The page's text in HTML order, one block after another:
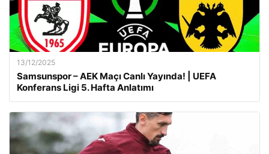
13/12/2025
Samsunspor – AEK Maçı Canlı Yayında! | UEFA
Konferans Ligi 5. Hafta Anlatımı